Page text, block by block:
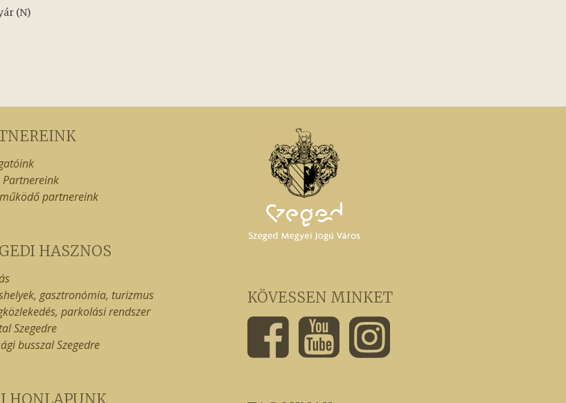
(N)
partnereink
HASZNOS
gasztronómia, turizmus
parkolási rendszer
Szegedre
busszal Szegedre
HONLAPUNK
KÖVESSEN MINKET